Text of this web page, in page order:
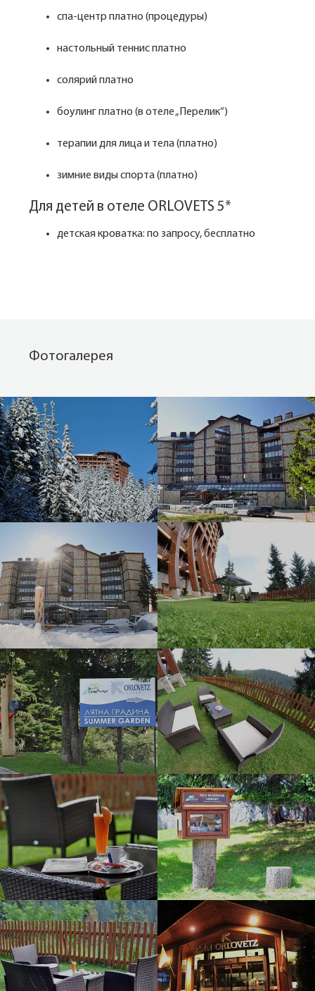
спа-центр платно (процедуры)
настольный теннис платно
солярий платно
боулинг платно (в отеле „Перелик“)
терапии для лица и тела (платно)
зимние виды спорта (платно)
Для детей в отеле ORLOVETS 5*
детская кроватка: по запросу, бесплатно
Фотогалерея